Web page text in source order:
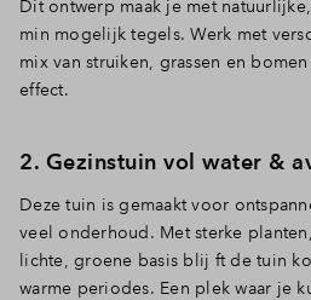
Dit ontwerp maak je met
min mogelijk tegels. Werk met
mix van struiken, grassen en
effect.
2. Gezinstuin vol water &
Deze tuin is gemaakt voor
veel onderhoud. Met sterke
lichte, groene basis blij ft de tuin
warme periodes. Een plek waar je